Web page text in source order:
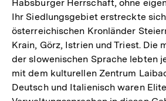
Habsburger Herrschaft, ohne
Ihr Siedlungsgebiet erstreckte
österreichischen Kronländer
Krain, Görz, Istrien und Triest. Die
der slowenischen Sprache lebten
mit dem kulturellen Zentrum
Deutsch und Italienisch waren